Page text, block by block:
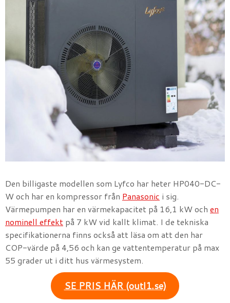
Den billigaste modellen som Lyfco har heter HP040-DC-
W och har en kompressor från Panasonic i sig.
Värmepumpen har en värmekapacitet på 16,1 kW och en
nominell effekt på 7 kW vid kallt klimat. I de tekniska
specifikationerna finns också att läsa om att den har
COP-värde på 4,56 och kan ge vattentemperatur på max
55 grader ut i ditt hus värmesystem.
SE PRIS HÄR (outl1.se)